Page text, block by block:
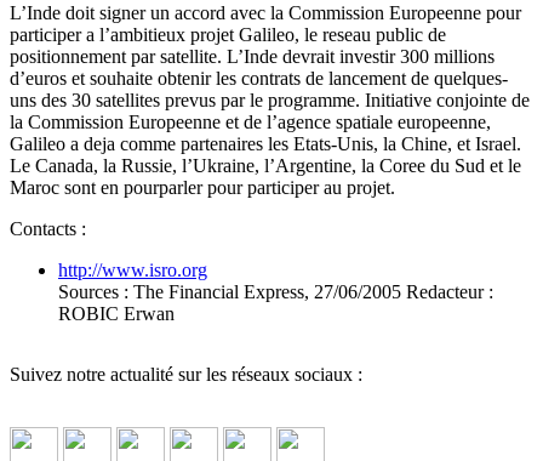
L’Inde doit signer un accord avec la Commission Europeenne pour
participer a l’ambitieux projet Galileo, le reseau public de
positionnement par satellite. L’Inde devrait investir 300 millions
d’euros et souhaite obtenir les contrats de lancement de quelques-
uns des 30 satellites prevus par le programme. Initiative conjointe de
la Commission Europeenne et de l’agence spatiale europeenne,
Galileo a deja comme partenaires les Etats-Unis, la Chine, et Israel.
Le Canada, la Russie, l’Ukraine, l’Argentine, la Coree du Sud et le
Maroc sont en pourparler pour participer au projet.
Contacts :
http://www.isro.org
Sources : The Financial Express, 27/06/2005 Redacteur :
ROBIC Erwan
Suivez notre actualité sur les réseaux sociaux :